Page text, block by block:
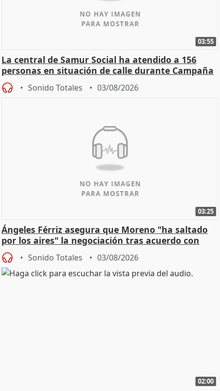
03:55
La central de Samur Social ha atendido a 156
personas en situación de calle durante Campaña
de Calor
Sonido Totales 03/08/2026
03:25
Ángeles Férriz asegura que Moreno "ha saltado
por los aires" la negociación tras acuerdo con
SMA
Sonido Totales 03/08/2026
02:00